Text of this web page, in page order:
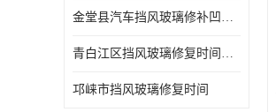
金堂县汽车挡风玻璃修补凹陷修复公司
青白江区挡风玻璃修复时间公司
邛崃市挡风玻璃修复时间